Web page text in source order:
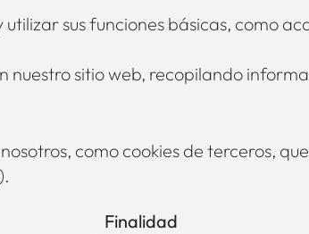
sus funciones básicas, como
nuestro sitio web, recopilando
como cookies de terceros,
Finalidad